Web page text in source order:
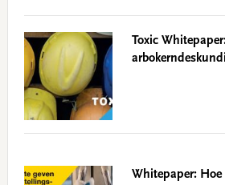
Toxic
Whitepaper: Hoe